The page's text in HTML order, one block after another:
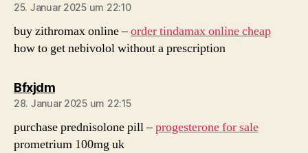
25. Januar 2025 um 22:10
buy zithromax online –order tindamax online cheap
how to get nebivolol without a prescription
Bfxjdmsagt:
28. Januar 2025 um 22:15
purchase prednisolone pill –progesterone for sale
prometrium 100mg uk